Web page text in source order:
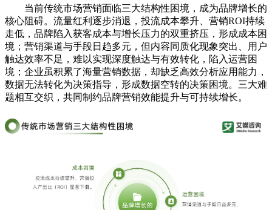
当前传统市场营销面临三大结构性困境，成为品牌增长的
核心阻碍。流量红利逐步消退，投流成本攀升、营销ROI持续
走低，品牌陷入获客成本与增长压力的双重挤压，形成成本困
境；营销渠道与手段日趋多元，但内容同质化现象突出、用户
触达效率不足，难以实现深度触达与有效转化，陷入运营困
境；企业虽积累了海量营销数据，却缺乏高效分析应用能力，
数据无法转化为决策指导，形成数据空转的决策困境。三大难
题相互交织，共同制约品牌营销效能提升与可持续增长。